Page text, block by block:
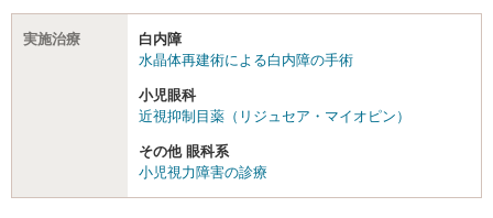
実施治療
白内障
水晶体再建術による白内障の手術
小児眼科
近視抑制目薬（リジュセア・マイオピン）
その他 眼科系
小児視力障害の診療